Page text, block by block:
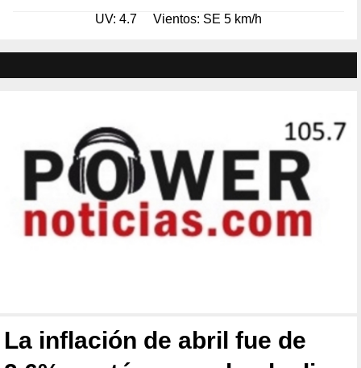
UV: 4.7 Vientos: SE 5 km/h
La inflación de abril fue de